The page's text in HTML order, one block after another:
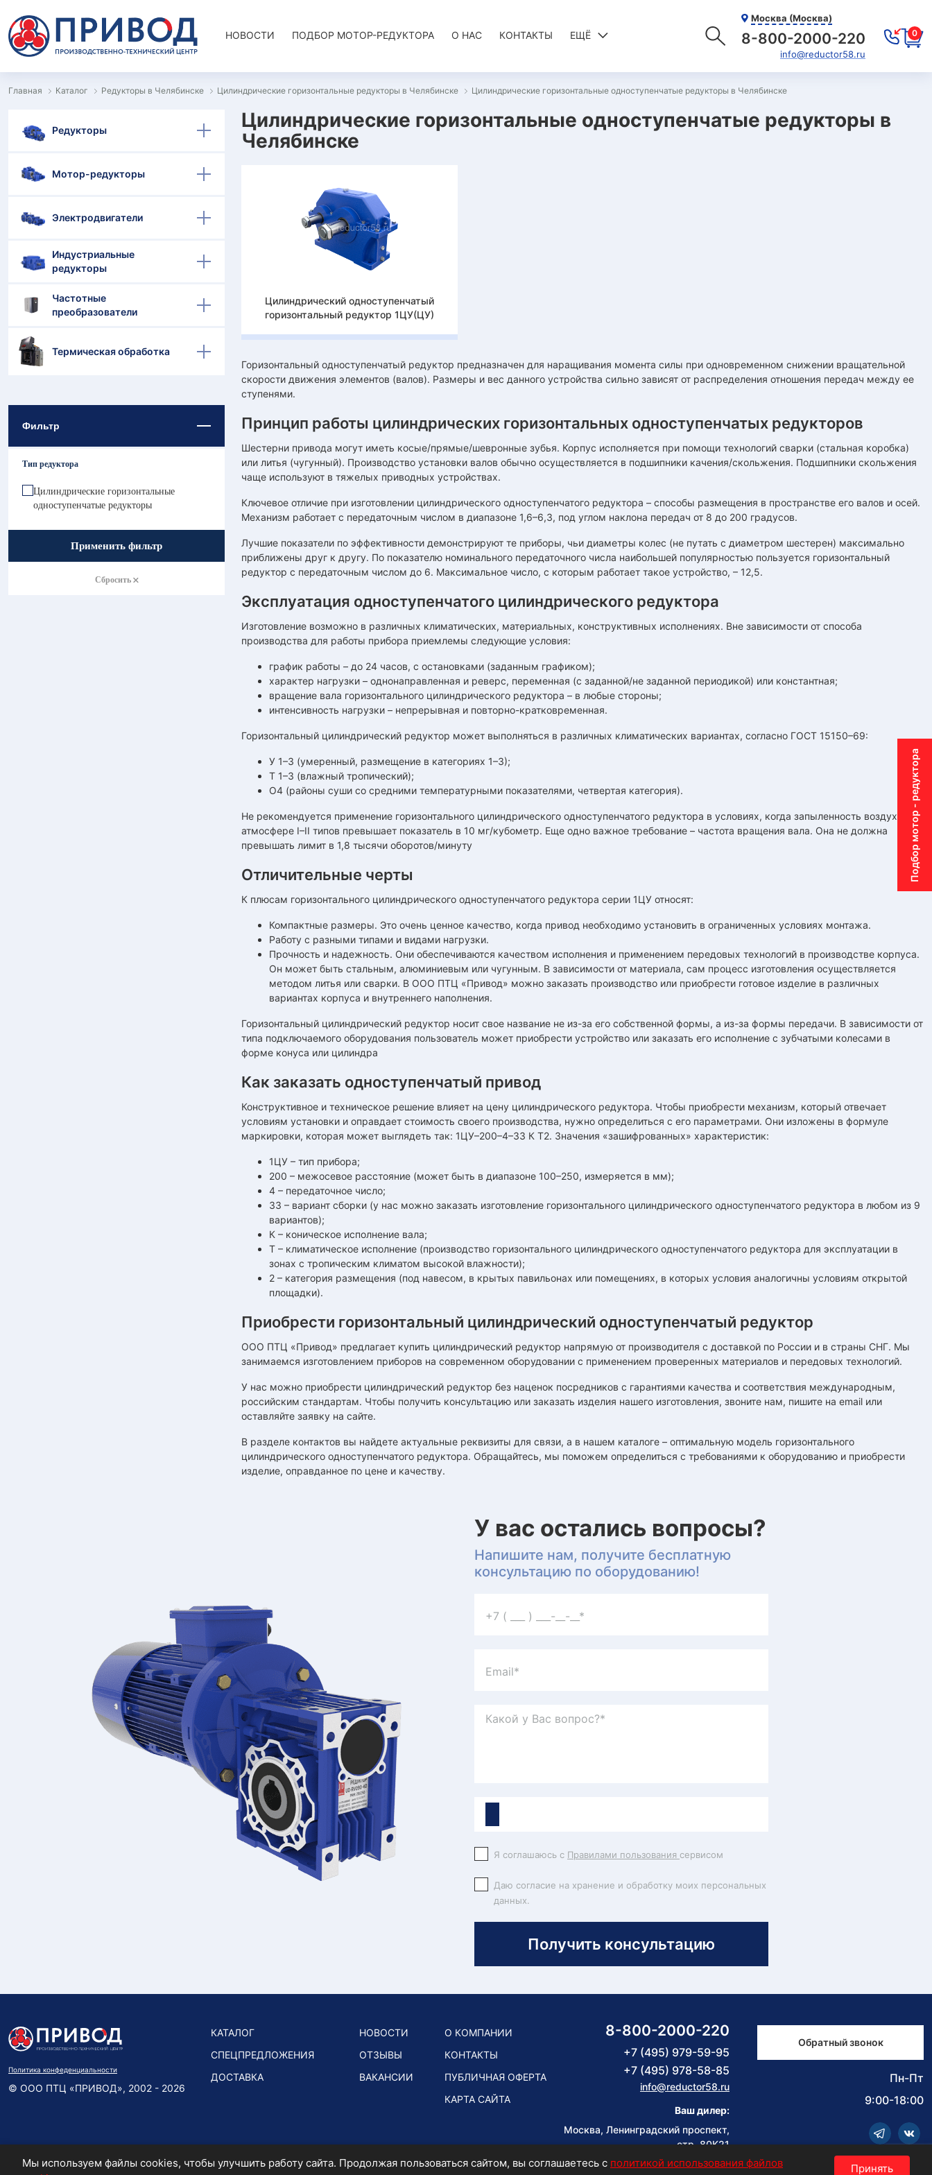
НОВОСТИ ПОДБОР МОТОР-РЕДУКТОРА О НАС КОНТАКТЫ ЕЩЁ
Москва (Москва)
8-800-2000-220
info@reductor58.ru
0
Подбор мотор - редуктора
Главная Каталог Редукторы в Челябинске Цилиндрические горизонтальные редукторы в Челябинске Цилиндрические горизонтальные одноступенчатые редукторы в Челябинске
Редукторы
Мотор-редукторы
Электродвигатели
Индустриальные
редукторы
Частотные
преобразователи
Термическая обработка
Фильтр
Тип редуктора
Цилиндрические горизонтальные
одноступенчатые редукторы
Применить фильтр
Сбросить
Цилиндрические горизонтальные одноступенчатые редукторы в
Челябинске
Цилиндрический одноступенчатый
горизонтальный редуктор 1ЦУ(ЦУ)
Горизонтальный одноступенчатый редуктор предназначен для наращивания момента силы при одновременном снижении вращательной
скорости движения элементов (валов). Размеры и вес данного устройства сильно зависят от распределения отношения передач между ее
ступенями.
Принцип работы цилиндрических горизонтальных одноступенчатых редукторов
Шестерни привода могут иметь косые/прямые/шевронные зубья. Корпус исполняется при помощи технологий сварки (стальная коробка)
или литья (чугунный). Производство установки валов обычно осуществляется в подшипники качения/скольжения. Подшипники скольжения
чаще используют в тяжелых приводных устройствах.
Ключевое отличие при изготовлении цилиндрического одноступенчатого редуктора – способы размещения в пространстве его валов и осей.
Механизм работает с передаточным числом в диапазоне 1,6–6,3, под углом наклона передач от 8 до 200 градусов.
Лучшие показатели по эффективности демонстрируют те приборы, чьи диаметры колес (не путать с диаметром шестерен) максимально
приближены друг к другу. По показателю номинального передаточного числа наибольшей популярностью пользуется горизонтальный
редуктор с передаточным числом до 6. Максимальное число, с которым работает такое устройство, – 12,5.
Эксплуатация одноступенчатого цилиндрического редуктора
Изготовление возможно в различных климатических, материальных, конструктивных исполнениях. Вне зависимости от способа
производства для работы прибора приемлемы следующие условия:
график работы – до 24 часов, с остановками (заданным графиком);
характер нагрузки – однонаправленная и реверс, переменная (с заданной/не заданной периодикой) или константная;
вращение вала горизонтального цилиндрического редуктора – в любые стороны;
интенсивность нагрузки – непрерывная и повторно-кратковременная.
Горизонтальный цилиндрический редуктор может выполняться в различных климатических вариантах, согласно ГОСТ 15150–69:
У 1–3 (умеренный, размещение в категориях 1–3);
Т 1–3 (влажный тропический);
О4 (районы суши со средними температурными показателями, четвертая категория).
Не рекомендуется применение горизонтального цилиндрического одноступенчатого редуктора в условиях, когда запыленность воздуха в
атмосфере I–II типов превышает показатель в 10 мг/кубометр. Еще одно важное требование – частота вращения вала. Она не должна
превышать лимит в 1,8 тысячи оборотов/минуту
Отличительные черты
К плюсам горизонтального цилиндрического одноступенчатого редуктора серии 1ЦУ относят:
Компактные размеры. Это очень ценное качество, когда привод необходимо установить в ограниченных условиях монтажа.
Работу с разными типами и видами нагрузки.
Прочность и надежность. Они обеспечиваются качеством исполнения и применением передовых технологий в производстве корпуса.
Он может быть стальным, алюминиевым или чугунным. В зависимости от материала, сам процесс изготовления осуществляется
методом литья или сварки. В ООО ПТЦ «Привод» можно заказать производство или приобрести готовое изделие в различных
вариантах корпуса и внутреннего наполнения.
Горизонтальный цилиндрический редуктор носит свое название не из-за его собственной формы, а из-за формы передачи. В зависимости от
типа подключаемого оборудования пользователь может приобрести устройство или заказать его исполнение с зубчатыми колесами в
форме конуса или цилиндра
Как заказать одноступенчатый привод
Конструктивное и техническое решение влияет на цену цилиндрического редуктора. Чтобы приобрести механизм, который отвечает
условиям установки и оправдает стоимость своего производства, нужно определиться с его параметрами. Они изложены в формуле
маркировки, которая может выглядеть так: 1ЦУ–200–4–33 К Т2. Значения «зашифрованных» характеристик:
1ЦУ – тип прибора;
200 – межосевое расстояние (может быть в диапазоне 100–250, измеряется в мм);
4 – передаточное число;
33 – вариант сборки (у нас можно заказать изготовление горизонтального цилиндрического одноступенчатого редуктора в любом из 9
вариантов);
К – коническое исполнение вала;
Т – климатическое исполнение (производство горизонтального цилиндрического одноступенчатого редуктора для эксплуатации в
зонах с тропическим климатом высокой влажности);
2 – категория размещения (под навесом, в крытых павильонах или помещениях, в которых условия аналогичны условиям открытой
площадки).
Приобрести горизонтальный цилиндрический одноступенчатый редуктор
ООО ПТЦ «Привод» предлагает купить цилиндрический редуктор напрямую от производителя с доставкой по России и в страны СНГ. Мы
занимаемся изготовлением приборов на современном оборудовании с применением проверенных материалов и передовых технологий.
У нас можно приобрести цилиндрический редуктор без наценок посредников с гарантиями качества и соответствия международным,
российским стандартам. Чтобы получить консультацию или заказать изделия нашего изготовления, звоните нам, пишите на email или
оставляйте заявку на сайте.
В разделе контактов вы найдете актуальные реквизиты для связи, а в нашем каталоге – оптимальную модель горизонтального
цилиндрического одноступенчатого редуктора. Обращайтесь, мы поможем определиться с требованиями к оборудованию и приобрести
изделие, оправданное по цене и качеству.
У вас остались вопросы?
Напишите нам, получите бесплатную
консультацию по оборудованию!
Я соглашаюсь с Правилами пользования сервисом
Даю согласие на хранение и обработку моих персональных
данных.
Получить консультацию
Политика конфеденциальности
© ООО ПТЦ «ПРИВОД», 2002 - 2026
КАТАЛОГ
СПЕЦПРЕДЛОЖЕНИЯ
ДОСТАВКА
НОВОСТИ
ОТЗЫВЫ
ВАКАНСИИ
О КОМПАНИИ
КОНТАКТЫ
ПУБЛИЧНАЯ ОФЕРТА
КАРТА САЙТА
8-800-2000-220
+7 (495) 979-59-95
+7 (495) 978-58-85
info@reductor58.ru
Ваш дилер:
Москва, Ленинградский проспект,
стр. 80К21
Обратный звонок
Пн-Пт
9:00-18:00
Мы используем файлы cookies, чтобы улучшить работу сайта. Продолжая пользоваться сайтом, вы соглашаетесь с политикой использования файлов
Принять